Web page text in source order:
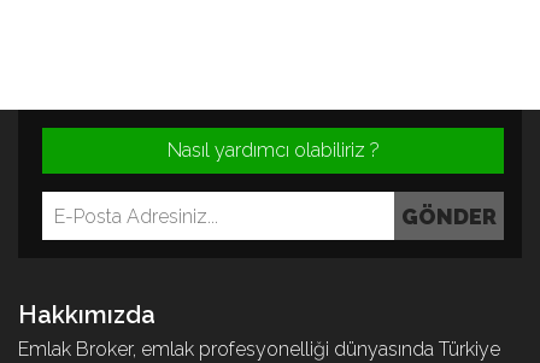
Nasıl yardımcı olabiliriz ?
Hakkımızda
Emlak Broker, emlak profesyonelliği dünyasında Türkiye